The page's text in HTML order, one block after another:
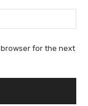
browser for the next